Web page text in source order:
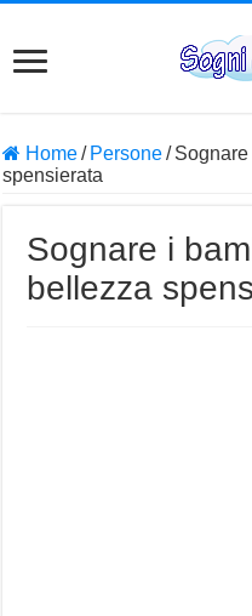
Home/ Persone/
spensierata
Sognare i
bellezza